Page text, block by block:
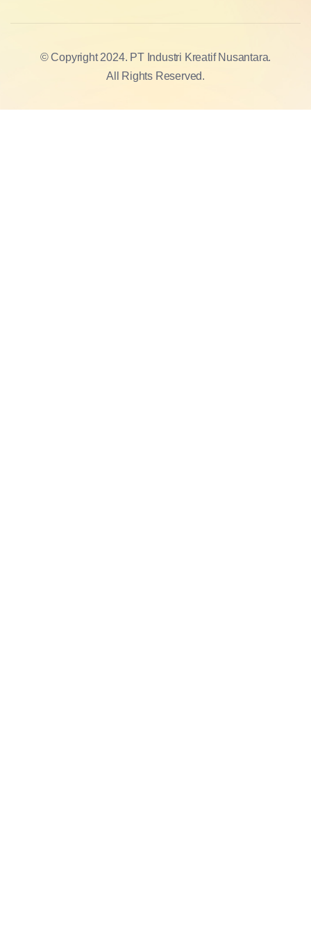
© Copyright 2024. PT Industri Kreatif Nusantara.
All Rights Reserved.